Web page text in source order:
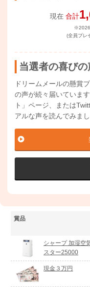
現在 合計
※2026
(全員プレ
当選者の喜びの
ドリームメールの懸賞
の声が続々届いていま
ト」ページ、または
アルな声を読んでみま
賞品
シャープ 加湿空
スター25000
現金３万円